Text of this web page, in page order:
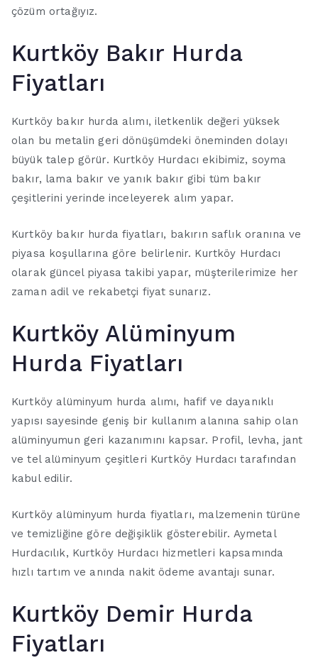
çözüm ortağıyız.
Kurtköy Bakır Hurda
Fiyatları
Kurtköy bakır hurda alımı, iletkenlik değeri yüksek
olan bu metalin geri dönüşümdeki öneminden dolayı
büyük talep görür. Kurtköy Hurdacı ekibimiz, soyma
bakır, lama bakır ve yanık bakır gibi tüm bakır
çeşitlerini yerinde inceleyerek alım yapar.
Kurtköy bakır hurda fiyatları, bakırın saflık oranına ve
piyasa koşullarına göre belirlenir. Kurtköy Hurdacı
olarak güncel piyasa takibi yapar, müşterilerimize her
zaman adil ve rekabetçi fiyat sunarız.
Kurtköy Alüminyum
Hurda Fiyatları
Kurtköy alüminyum hurda alımı, hafif ve dayanıklı
yapısı sayesinde geniş bir kullanım alanına sahip olan
alüminyumun geri kazanımını kapsar. Profil, levha, jant
ve tel alüminyum çeşitleri Kurtköy Hurdacı tarafından
kabul edilir.
Kurtköy alüminyum hurda fiyatları, malzemenin türüne
ve temizliğine göre değişiklik gösterebilir. Aymetal
Hurdacılık, Kurtköy Hurdacı hizmetleri kapsamında
hızlı tartım ve anında nakit ödeme avantajı sunar.
Kurtköy Demir Hurda
Fiyatları